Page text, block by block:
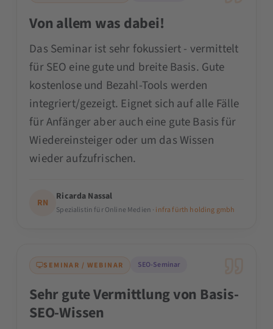
Von allem was dabei!
Das Seminar ist sehr fokussiert - vermittelt
für SEO eine gute und breite Basis. Gute
kostenlose und Bezahl-Tools werden
integriert/gezeigt. Eignet sich auf alle Fälle
für Anfänger aber auch eine gute Basis für
Wiedereinsteiger oder um das Wissen
wieder aufzufrischen.
RN
Ricarda Nassal
Spezialistin für Online Medien · infra fürth holding gmbh
SEMINAR / WEBINAR SEO-Seminar
Sehr gute Vermittlung von Basis-
SEO-Wissen